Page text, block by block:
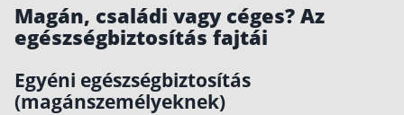
Magán, családi vagy céges? Az
egészségbiztosítás fajtái
Egyéni egészségbiztosítás
(magánszemélyeknek)